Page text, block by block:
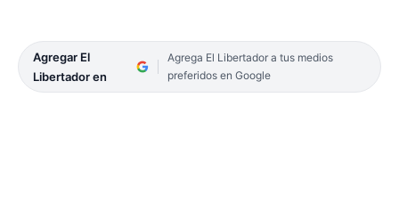
Agregar El
Libertador en
Agrega El Libertador a tus medios
preferidos en Google